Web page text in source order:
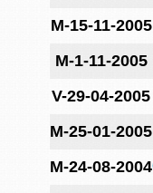
M-15-11-2005
M-1-11-2005
V-29-04-2005
M-25-01-2005
M-24-08-2004